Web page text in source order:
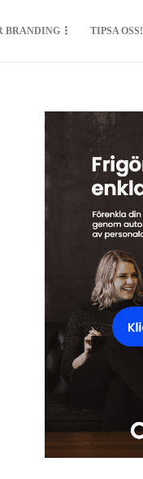
BRANDING TIPSA OSS!